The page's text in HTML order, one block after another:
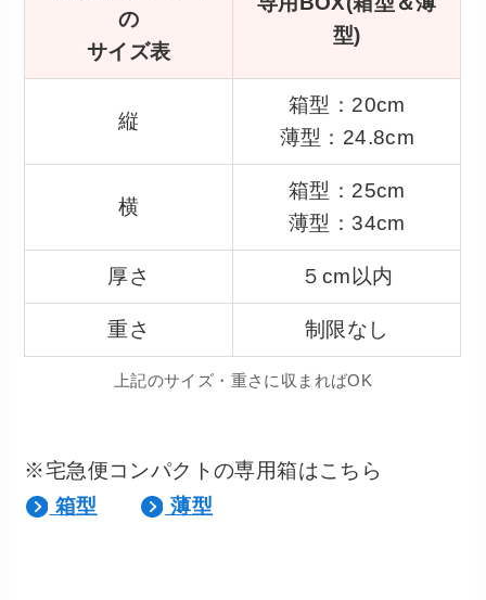
の
サイズ表
型)
縦
箱型：20cm
薄型：24.8cm
横
箱型：25cm
薄型：34cm
厚さ ５cm以内
重さ 制限なし
上記のサイズ・重さに収まればOK
※宅急便コンパクトの専用箱はこちら
箱型
薄型